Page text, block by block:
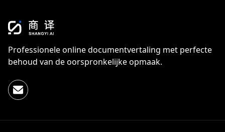
Professionele online documentvertaling met perfecte
behoud van de oorspronkelijke opmaak.